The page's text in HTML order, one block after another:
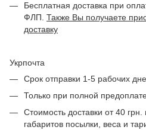
Бесплатная доставка при
ФЛП. Также Вы получаете
доставку
Укрпочта
Срок отправки 1-5 рабочих
Только при полной
Стоимость доставки от 40
габаритов посылки, веса и